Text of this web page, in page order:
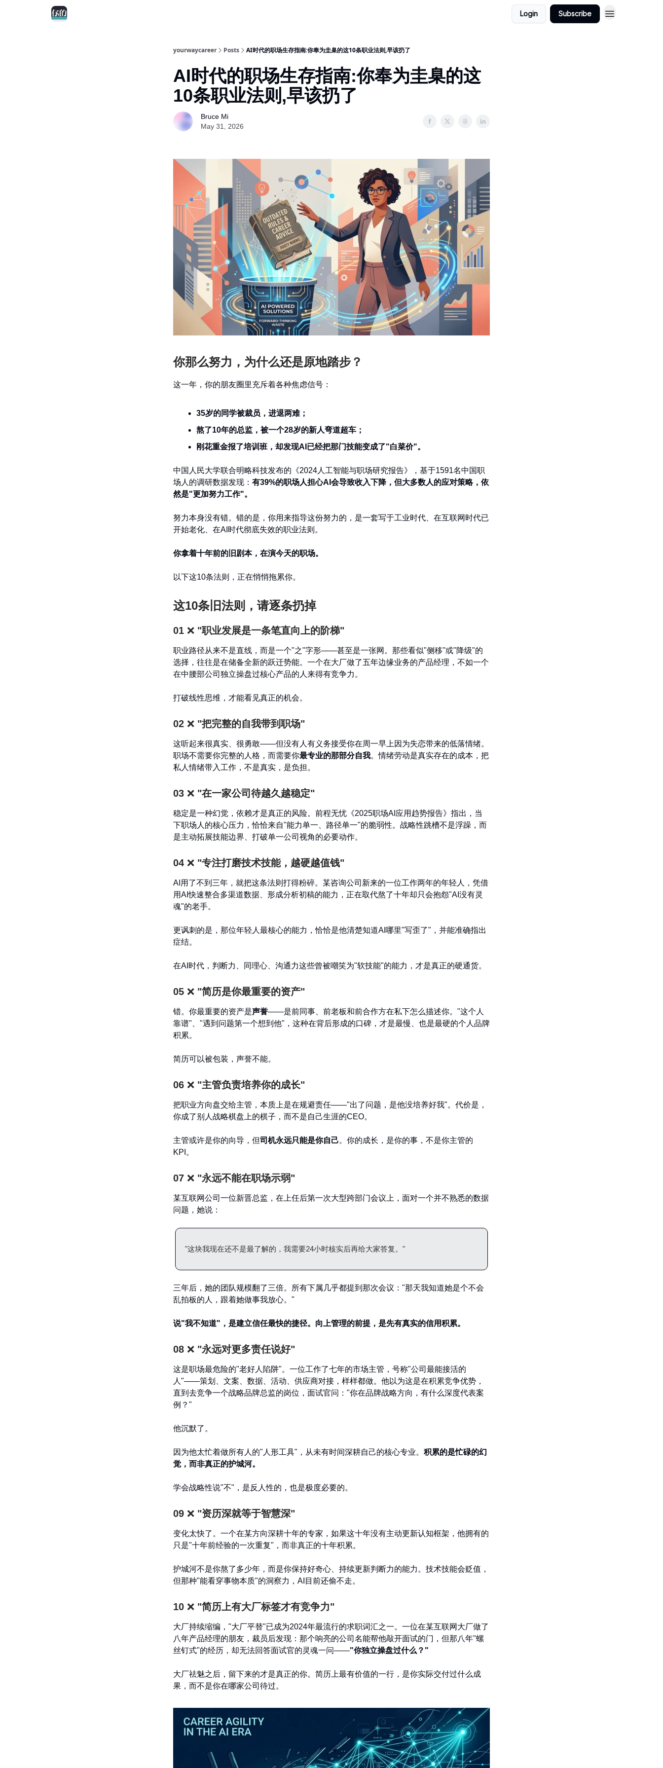
Login Subscribe
yourwaycareer Posts AI时代的职场生存指南:你奉为圭臬的这10条职业法则,早该扔了
AI时代的职场生存指南:你奉为圭臬的这
10条职业法则,早该扔了
Bruce Mi
May 31, 2026
你那么努力，为什么还是原地踏步？
这一年，你的朋友圈里充斥着各种焦虑信号：
35岁的同学被裁员，进退两难；
熬了10年的总监，被一个28岁的新人弯道超车；
刚花重金报了培训班，却发现AI已经把那门技能变成了"白菜价"。
中国人民大学联合明略科技发布的《2024人工智能与职场研究报告》，基于1591名中国职
场人的调研数据发现： 有39%的职场人担心AI会导致收入下降，但大多数人的应对策略，依
然是"更加努力工作"。
努力本身没有错。错的是，你用来指导这份努力的，是一套写于工业时代、在互联网时代已
开始老化、在AI时代彻底失效的职业法则。
你拿着十年前的旧剧本，在演今天的职场。
以下这10条法则，正在悄悄拖累你。
这10条旧法则，请逐条扔掉
01 ❌ "职业发展是一条笔直向上的阶梯"
职业路径从来不是直线，而是一个"之"字形——甚至是一张网。那些看似"侧移"或"降级"的
选择，往往是在储备全新的跃迁势能。一个在大厂做了五年边缘业务的产品经理，不如一个
在中腰部公司独立操盘过核心产品的人来得有竞争力。
打破线性思维，才能看见真正的机会。
02 ❌ "把完整的自我带到职场"
这听起来很真实、很勇敢——但没有人有义务接受你在周一早上因为失恋带来的低落情绪。
职场不需要你完整的人格，而需要你最专业的那部分自我。情绪劳动是真实存在的成本，把
私人情绪带入工作，不是真实，是负担。
03 ❌ "在一家公司待越久越稳定"
稳定是一种幻觉，依赖才是真正的风险。前程无忧《2025职场AI应用趋势报告》指出，当
下职场人的核心压力，恰恰来自"能力单一、路径单一"的脆弱性。战略性跳槽不是浮躁，而
是主动拓展技能边界、打破单一公司视角的必要动作。
04 ❌ "专注打磨技术技能，越硬越值钱"
AI用了不到三年，就把这条法则打得粉碎。某咨询公司新来的一位工作两年的年轻人，凭借
用AI快速整合多渠道数据、形成分析初稿的能力，正在取代熬了十年却只会抱怨"AI没有灵
魂"的老手。
更讽刺的是，那位年轻人最核心的能力，恰恰是他清楚知道AI哪里"写歪了"，并能准确指出
症结。
在AI时代，判断力、同理心、沟通力这些曾被嘲笑为"软技能"的能力，才是真正的硬通货。
05 ❌ "简历是你最重要的资产"
错。你最重要的资产是声誉——是前同事、前老板和前合作方在私下怎么描述你。"这个人
靠谱"、"遇到问题第一个想到他"，这种在背后形成的口碑，才是最慢、也是最硬的个人品牌
积累。
简历可以被包装，声誉不能。
06 ❌ "主管负责培养你的成长"
把职业方向盘交给主管，本质上是在规避责任——"出了问题，是他没培养好我"。代价是，
你成了别人战略棋盘上的棋子，而不是自己生涯的CEO。
主管或许是你的向导，但司机永远只能是你自己。你的成长，是你的事，不是你主管的
KPI。
07 ❌ "永远不能在职场示弱"
某互联网公司一位新晋总监，在上任后第一次大型跨部门会议上，面对一个并不熟悉的数据
问题，她说：
"这块我现在还不是最了解的，我需要24小时核实后再给大家答复。"
三年后，她的团队规模翻了三倍。所有下属几乎都提到那次会议："那天我知道她是个不会
乱拍板的人，跟着她做事我放心。"
说"我不知道"，是建立信任最快的捷径。向上管理的前提，是先有真实的信用积累。
08 ❌ "永远对更多责任说好"
这是职场最危险的"老好人陷阱"。一位工作了七年的市场主管，号称"公司最能接活的
人"——策划、文案、数据、活动、供应商对接，样样都做。他以为这是在积累竞争优势，
直到去竞争一个战略品牌总监的岗位，面试官问："你在品牌战略方向，有什么深度代表案
例？"
他沉默了。
因为他太忙着做所有人的"人形工具"，从未有时间深耕自己的核心专业。 积累的是忙碌的幻
觉，而非真正的护城河。
学会战略性说"不"，是反人性的，也是极度必要的。
09 ❌ "资历深就等于智慧深"
变化太快了。一个在某方向深耕十年的专家，如果这十年没有主动更新认知框架，他拥有的
只是"十年前经验的一次重复"，而非真正的十年积累。
护城河不是你熬了多少年，而是你保持好奇心、持续更新判断力的能力。技术技能会贬值，
但那种"能看穿事物本质"的洞察力，AI目前还偷不走。
10 ❌ "简历上有大厂标签才有竞争力"
大厂持续缩编，"大厂平替"已成为2024年最流行的求职词汇之一。一位在某互联网大厂做了
八年产品经理的朋友，裁员后发现：那个响亮的公司名能帮他敲开面试的门，但那八年"螺
丝钉式"的经历，却无法回答面试官的灵魂一问——"你独立操盘过什么？"
大厂祛魅之后，留下来的才是真正的你。简历上最有价值的一行，是你实际交付过什么成
果，而不是你在哪家公司待过。